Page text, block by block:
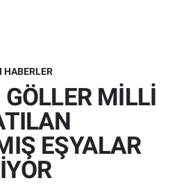
HABERLER
GÖLLER MİLLİ
EŞYALAR